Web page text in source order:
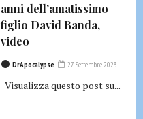
anni dell’amatissimo
figlio David Banda,
video
DrApocalypse 27 Settembre 2023
Visualizza questo post su...